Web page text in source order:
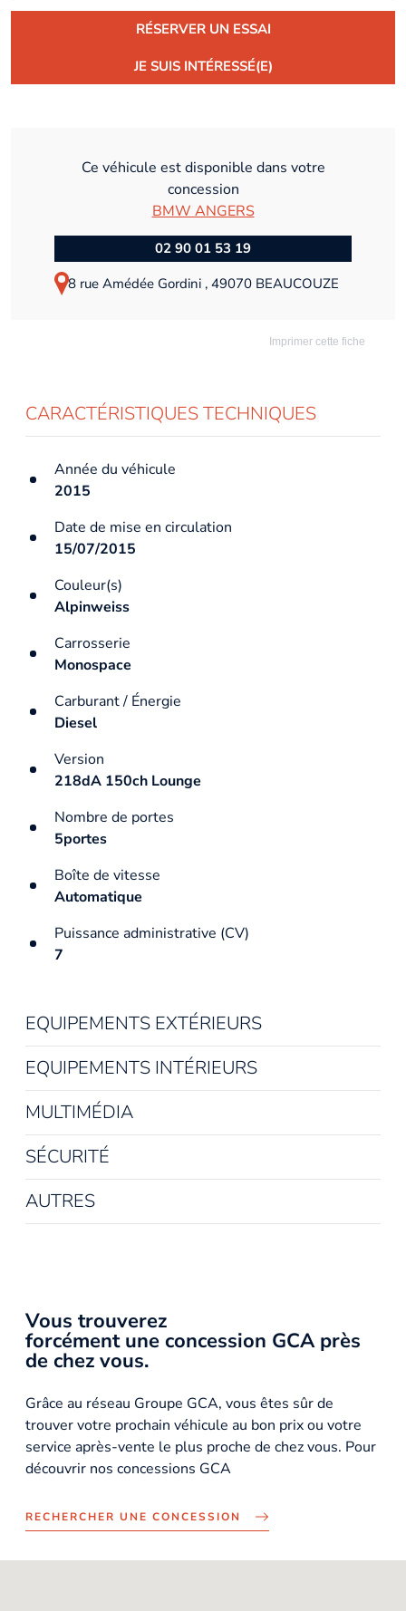
RÉSERVER UN ESSAI
JE SUIS INTÉRESSÉ(E)
Ce véhicule est disponible dans votre
concession
BMW ANGERS
02 90 01 53 19
8 rue Amédée Gordini , 49070 BEAUCOUZE
Imprimer cette fiche
CARACTÉRISTIQUES TECHNIQUES
Année du véhicule
2015
Date de mise en circulation
15/07/2015
Couleur(s)
Alpinweiss
Carrosserie
Monospace
Carburant / Énergie
Diesel
Version
218dA 150ch Lounge
Nombre de portes
5portes
Boîte de vitesse
Automatique
Puissance administrative (CV)
7
EQUIPEMENTS EXTÉRIEURS
EQUIPEMENTS INTÉRIEURS
MULTIMÉDIA
SÉCURITÉ
AUTRES
Vous trouverez
forcément une concession GCA près
de chez vous.
Grâce au réseau Groupe GCA, vous êtes sûr de
trouver votre prochain véhicule au bon prix ou votre
service après-vente le plus proche de chez vous. Pour
découvrir nos concessions GCA
RECHERCHER UNE CONCESSION